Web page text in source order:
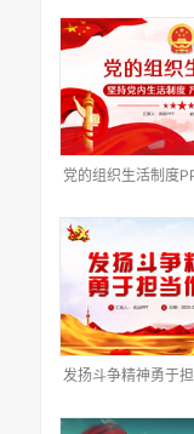
党的组织生活制度
发扬斗争精神勇于